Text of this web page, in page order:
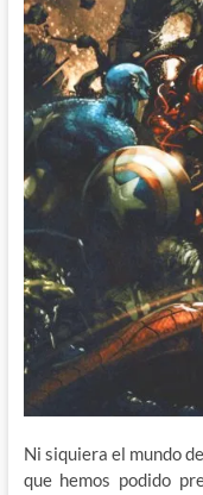
Ni siquiera el mundo
que hemos podido